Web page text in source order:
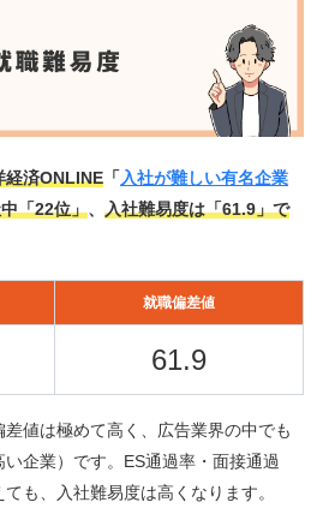
経済ONLINE 「入社が難しい有名企業
「22位」、 入社難易度は「61.9」で
就職偏差値
61.9
値は極めて高く、広告業界の中でも
企業）です。ES通過率・面接通過
も、入社難易度は高くなります。